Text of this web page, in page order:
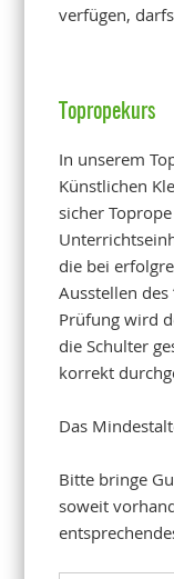
verfügen,
Topropekurs
In unserem
Künstlichen
sicher
die bei
Ausstellen des
Prüfung wird
die Schulter
korrekt
Das
Bitte bringe
soweit